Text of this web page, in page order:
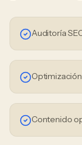
Auditoría
Contenido